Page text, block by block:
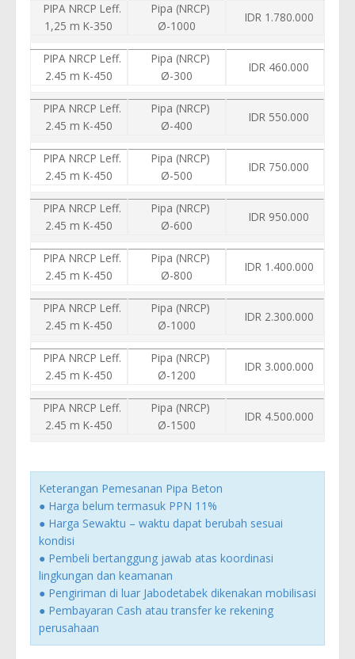
PIPA NRCP Leff.
1,25 m K-350
Pipa (NRCP)
Ø-1000
IDR 1.780.000
PIPA NRCP Leff.
2.45 m K-450
Pipa (NRCP)
Ø-300
IDR 460.000
PIPA NRCP Leff.
2.45 m K-450
Pipa (NRCP)
Ø-400
IDR 550.000
PIPA NRCP Leff.
2.45 m K-450
Pipa (NRCP)
Ø-500
IDR 750.000
PIPA NRCP Leff.
2.45 m K-450
Pipa (NRCP)
Ø-600
IDR 950.000
PIPA NRCP Leff.
2.45 m K-450
Pipa (NRCP)
Ø-800
IDR 1.400.000
PIPA NRCP Leff.
2.45 m K-450
Pipa (NRCP)
Ø-1000
IDR 2.300.000
PIPA NRCP Leff.
2.45 m K-450
Pipa (NRCP)
Ø-1200
IDR 3.000.000
PIPA NRCP Leff.
2.45 m K-450
Pipa (NRCP)
Ø-1500
IDR 4.500.000
Keterangan Pemesanan Pipa Beton
● Harga belum termasuk PPN 11%
● Harga Sewaktu – waktu dapat berubah sesuai
kondisi
● Pembeli bertanggung jawab atas koordinasi
lingkungan dan keamanan
● Pengiriman di luar Jabodetabek dikenakan mobilisasi
● Pembayaran Cash atau transfer ke rekening
perusahaan